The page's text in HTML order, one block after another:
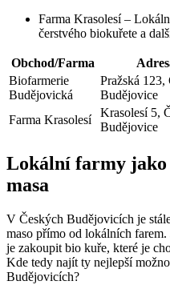
Farma Krasolesí –
čerstvého biokuřete a
Obchod/Farma
Biofarmerie
Budějovická
Pražská 123,
Budějovice
Farma ‍Krasolesí
Krasolesí 5,
Budějovice
Lokální farmy
masa
V Českých Budějovicích je
maso přímo od lokálních
je zakoupit bio kuře, které‍ je
Kde tedy ​najít​ ty​ nejlepší
Budějovicích?